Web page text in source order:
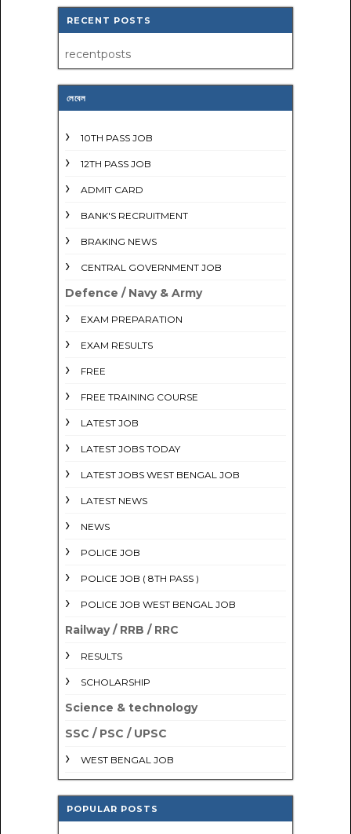
RECENT POSTS
recentposts
লেবেল
10TH PASS JOB
12TH PASS JOB
ADMIT CARD
BANK'S RECRUITMENT
BRAKING NEWS
CENTRAL GOVERNMENT JOB
Defence / Navy & Army
EXAM PREPARATION
EXAM RESULTS
FREE
FREE TRAINING COURSE
LATEST JOB
LATEST JOBS TODAY
LATEST JOBS WEST BENGAL JOB
LATEST NEWS
NEWS
POLICE JOB
POLICE JOB ( 8TH PASS )
POLICE JOB WEST BENGAL JOB
Railway / RRB / RRC
RESULTS
SCHOLARSHIP
Science & technology
SSC / PSC / UPSC
WEST BENGAL JOB
POPULAR POSTS